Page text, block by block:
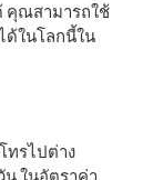
คุณสามารถใช้
ด้ในโลกนี้ใน
ทรไปต่าง